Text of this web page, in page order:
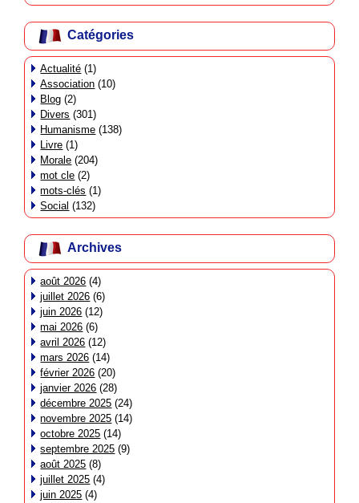
Catégories
Actualité (1)
Association (10)
Blog (2)
Divers (301)
Humanisme (138)
Livre (1)
Morale (204)
mot cle (2)
mots-clés (1)
Social (132)
Archives
août 2026 (4)
juillet 2026 (6)
juin 2026 (12)
mai 2026 (6)
avril 2026 (12)
mars 2026 (14)
février 2026 (20)
janvier 2026 (28)
décembre 2025 (24)
novembre 2025 (14)
octobre 2025 (14)
septembre 2025 (9)
août 2025 (8)
juillet 2025 (4)
juin 2025 (4)